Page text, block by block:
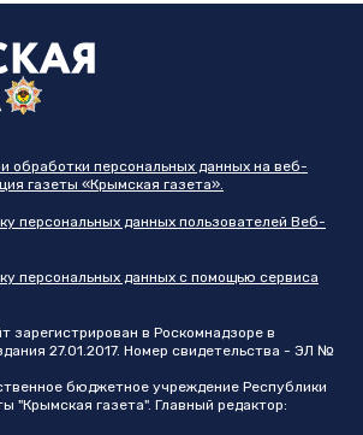
обработки персональных данных на веб-
газеты «Крымская газета».
персональных данных пользователей Веб-
персональных данных с помощью сервиса
зарегистрирован в Роскомнадзоре в
27.01.2017. Номер свидетельства - ЭЛ №
бюджетное учреждение Республики
"Крымская газета". Главный редактор: